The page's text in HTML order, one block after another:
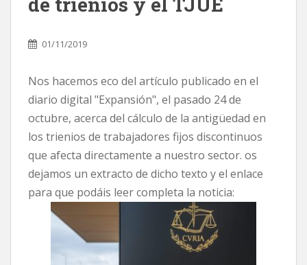
01/11/2019
Nos hacemos eco del artículo publicado en el
diario digital "Expansión", el pasado 24 de
octubre, acerca del cálculo de la antigüedad en
los trienios de trabajadores fijos discontinuos
que afecta directamente a nuestro sector. os
dejamos un extracto de dicho texto y el enlace
para que podáis leer completa la noticia: